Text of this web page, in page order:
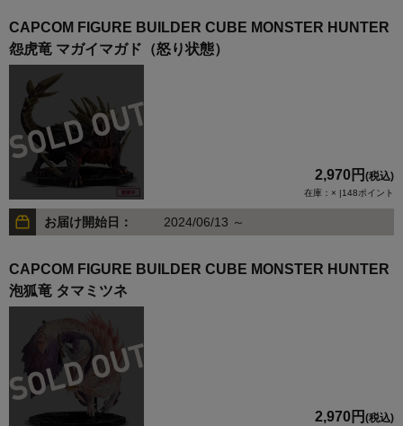
CAPCOM FIGURE BUILDER CUBE MONSTER HUNTER
怨虎竜 マガイマガド（怒り状態）
2,970円 (税込)
在庫：× |148ポイント
お届け開始日： 2024/06/13 ～
CAPCOM FIGURE BUILDER CUBE MONSTER HUNTER
泡狐竜 タマミツネ
2,970円 (税込)